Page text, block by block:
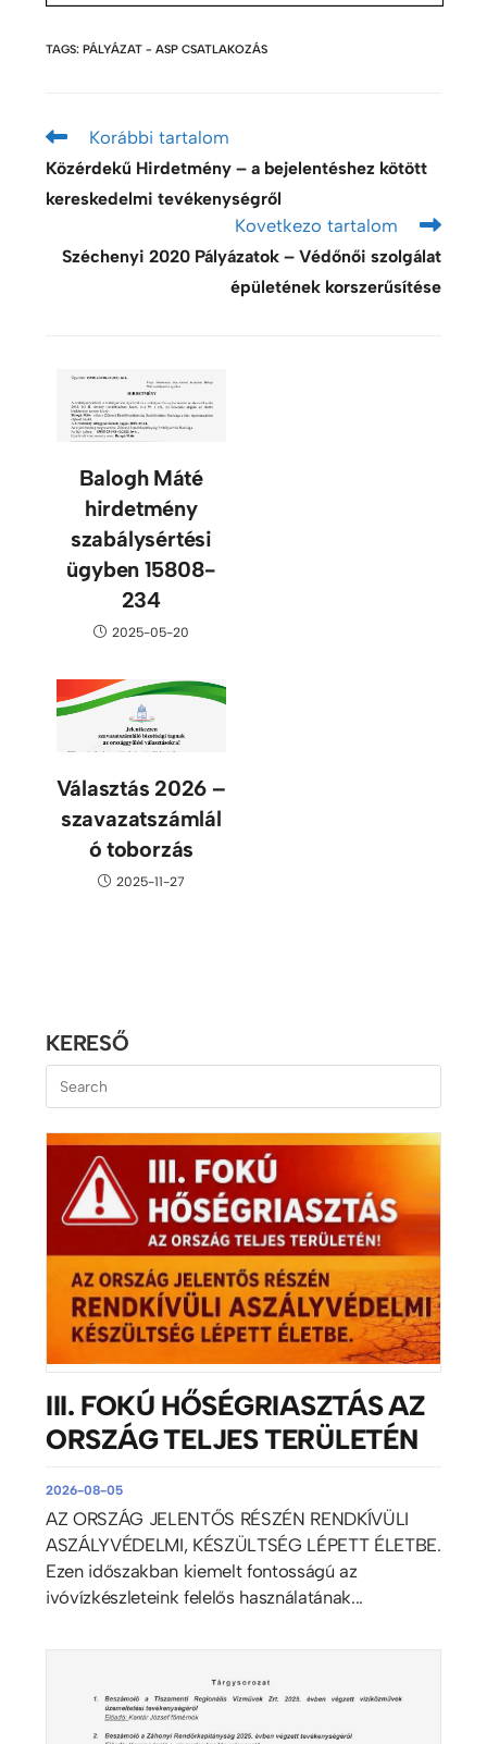
TAGS: PÁLYÁZAT - ASP CSATLAKOZÁS
Korábbi tartalom
Közérdekű Hirdetmény – a bejelentéshez kötött
kereskedelmi tevékenységről
Kovetkezo tartalom
Széchenyi 2020 Pályá­zatok – Védőnői szol­gálat
épü­leté­nek kor­szerűsítése
Balogh Máté
hirdetmény
szabálysértési
ügyben 15808-
234
2025-05-20
Választás 2026 –
szavazatszámlál
ó toborzás
2025-11-27
KERESŐ
III. FOKÚ HŐSÉGRIASZTÁS AZ
ORSZÁG TELJES TERÜLETÉN
2026-08-05
AZ ORSZÁG JELENTŐS RÉSZÉN RENDKÍVÜLI
ASZÁLYVÉDELMI, KÉSZÜLTSÉG LÉPETT ÉLETBE.
Ezen időszakban kiemelt fontosságú az
ivóvízkészleteink felelős használatának...